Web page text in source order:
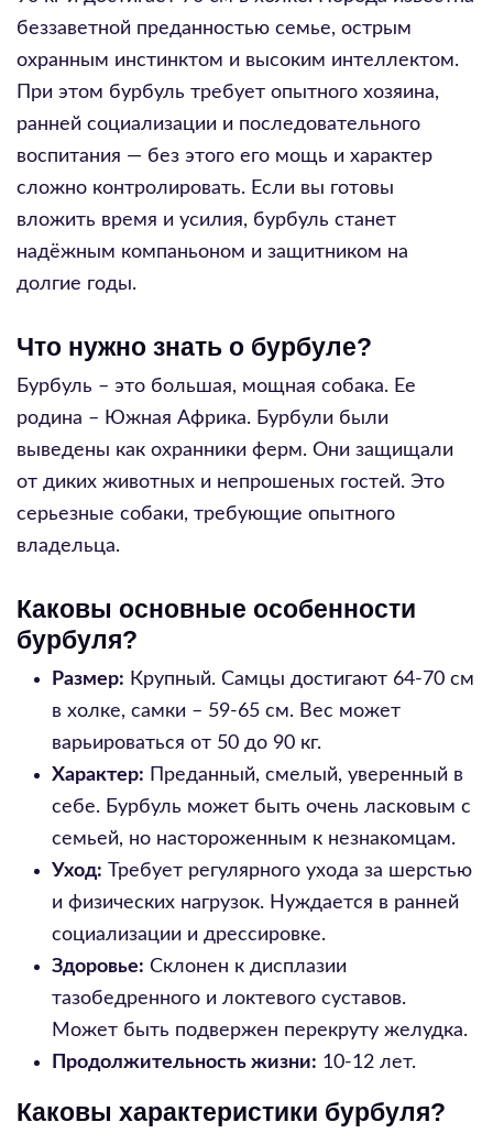
беззаветной преданностью семье, острым
охранным инстинктом и высоким интеллектом.
При этом бурбуль требует опытного хозяина,
ранней социализации и последовательного
воспитания — без этого его мощь и характер
сложно контролировать. Если вы готовы
вложить время и усилия, бурбуль станет
надёжным компаньоном и защитником на
долгие годы.
Что нужно знать о бурбуле?
Бурбуль – это большая, мощная собака. Ее
родина – Южная Африка. Бурбули были
выведены как охранники ферм. Они защищали
от диких животных и непрошеных гостей. Это
серьезные собаки, требующие опытного
владельца.
Каковы основные особенности
бурбуля?
Размер: Крупный. Самцы достигают 64-70 см
в холке, самки – 59-65 см. Вес может
варьироваться от 50 до 90 кг.
Характер: Преданный, смелый, уверенный в
себе. Бурбуль может быть очень ласковым с
семьей, но настороженным к незнакомцам.
Уход: Требует регулярного ухода за шерстью
и физических нагрузок. Нуждается в ранней
социализации и дрессировке.
Здоровье: Склонен к дисплазии
тазобедренного и локтевого суставов.
Может быть подвержен перекруту желудка.
Продолжительность жизни: 10-12 лет.
Каковы характеристики бурбуля?